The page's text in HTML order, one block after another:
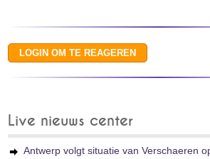
Live nieuws center
Antwerp volgt situatie van Verschaeren